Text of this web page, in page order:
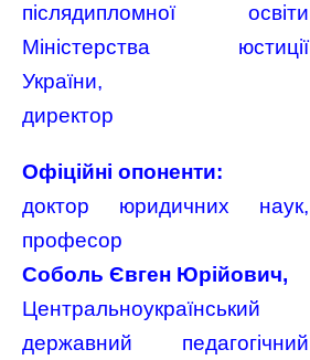
післядипломної освіти
Міністерства юстиції
України,
директор
Офіційні опоненти:
доктор юридичних наук,
професор
Соболь Євген Юрійович,
Центральноукраїнський
державний педагогічний